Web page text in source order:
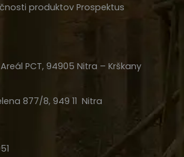
produktov Prospektus
PCT, 94905 Nitra – Krškany
877/8, 949 11 Nitra